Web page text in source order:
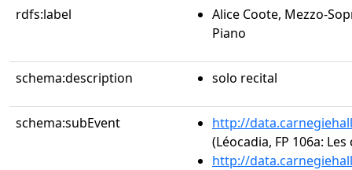
rdfs:label
Alice Coote, Mezzo-
Piano
schema:description solo recital
schema:subEvent
http://
(Léocadia, FP 106a:
http://